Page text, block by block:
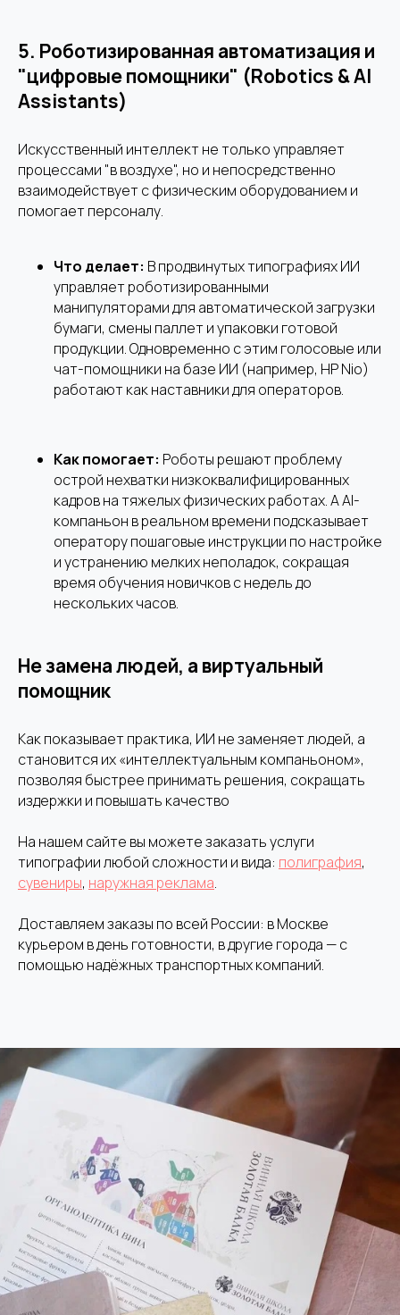
5. Роботизированная автоматизация и
"цифровые помощники" (Robotics & AI
Assistants)
Искусственный интеллект не только управляет
процессами "в воздухе", но и непосредственно
взаимодействует с физическим оборудованием и
помогает персоналу.
Что делает: В продвинутых типографиях ИИ
управляет роботизированными
манипуляторами для автоматической загрузки
бумаги, смены паллет и упаковки готовой
продукции. Одновременно с этим голосовые или
чат-помощники на базе ИИ (например, HP Nio)
работают как наставники для операторов.
Как помогает: Роботы решают проблему
острой нехватки низкоквалифицированных
кадров на тяжелых физических работах. А AI-
компаньон в реальном времени подсказывает
оператору пошаговые инструкции по настройке
и устранению мелких неполадок, сокращая
время обучения новичков с недель до
нескольких часов.
Не замена людей, а виртуальный
помощник
Как показывает практика, ИИ не заменяет людей, а
становится их «интеллектуальным компаньоном»,
позволяя быстрее принимать решения, сокращать
издержки и повышать качество
На нашем сайте вы можете заказать услуги
типографии любой сложности и вида: полиграфия,
сувениры, наружная реклама.
Доставляем заказы по всей России: в Москве
курьером в день готовности, в другие города — с
помощью надёжных транспортных компаний.